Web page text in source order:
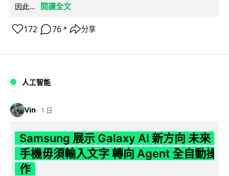
因此...
閱讀全文
172 76 ↗ 分享
人工智能
Vin 1 日
Samsung 展示 Galaxy AI 新方向 未來
手機毋須輸入文字 轉向 Agent 全自動操
作